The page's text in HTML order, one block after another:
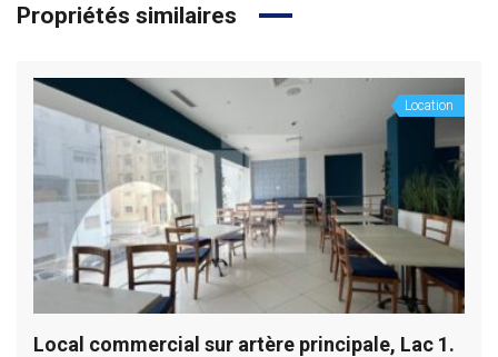
Propriétés similaires
Location
Local commercial sur artère principale, Lac 1.